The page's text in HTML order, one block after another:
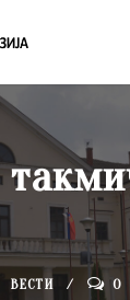
ВЕСТИ 0